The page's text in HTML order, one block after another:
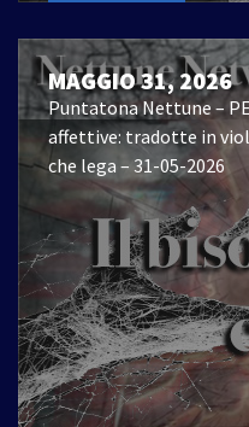
MAGGIO 31, 2026
Puntatona Nettune –
affettive: tradotte in
che lega – 31-05-2026